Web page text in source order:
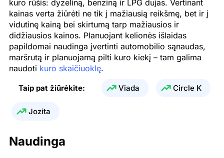
17.07.2026
1.898 € 1.751 €
0.718 €
16.07.2026
1.865 € 1.708 €
0.720 €
15.07.2026
1.838 € 1.695 €
0.720 €
14.07.2026
1.802 €
13.07.2026
1.785 € 1.647 €
0.688 €
12.07.2026
10.07.2026
kuro rūšis: dyzeliną, benziną ir LPG dujas. Vertinant
kainas verta žiūrėti ne tik į mažiausią reikšmę, bet ir į
vidutinę kainą bei skirtumą tarp mažiausios ir
didžiausios kainos. Planuojant kelionės išlaidas
papildomai naudinga įvertinti automobilio sąnaudas,
maršrutą ir planuojamą pilti kuro kiekį – tam galima
naudoti kuro skaičiuoklę.
Taip pat žiūrėkite: Viada Circle K
Jozita
Naudinga